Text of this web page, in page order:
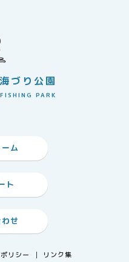
づり公園
PARK
ム
ト
せ
リシー リンク集